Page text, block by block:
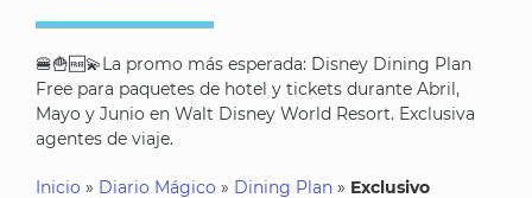
🍔🍟🆓💫La promo más esperada: Disney Dining Plan
Free para paquetes de hotel y tickets durante Abril,
Mayo y Junio en Walt Disney World Resort. Exclusiva
agentes de viaje.
Inicio » Diario Mágico » Dining Plan » Exclusivo